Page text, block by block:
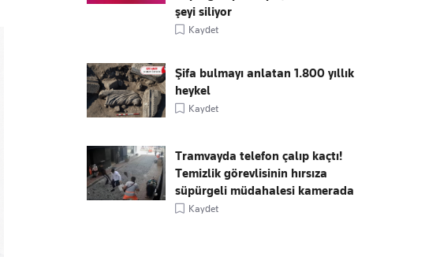
şeyi siliyor
Kaydet
Şifa bulmayı anlatan 1.800 yıllık
heykel
Kaydet
Tramvayda telefon çalıp kaçtı!
Temizlik görevlisinin hırsıza
süpürgeli müdahalesi kamerada
Kaydet